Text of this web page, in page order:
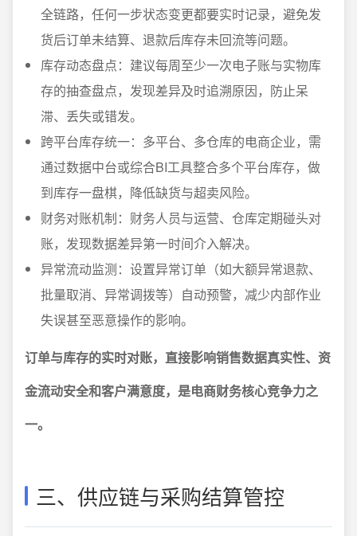
全链路，任何一步状态变更都要实时记录，避免发
货后订单未结算、退款后库存未回流等问题。
库存动态盘点：建议每周至少一次电子账与实物库
存的抽查盘点，发现差异及时追溯原因，防止呆
滞、丢失或错发。
跨平台库存统一：多平台、多仓库的电商企业，需
通过数据中台或综合BI工具整合多个平台库存，做
到库存一盘棋，降低缺货与超卖风险。
财务对账机制：财务人员与运营、仓库定期碰头对
账，发现数据差异第一时间介入解决。
异常流动监测：设置异常订单（如大额异常退款、
批量取消、异常调拨等）自动预警，减少内部作业
失误甚至恶意操作的影响。
订单与库存的实时对账，直接影响销售数据真实性、资
金流动安全和客户满意度，是电商财务核心竞争力之
一。
三、供应链与采购结算管控